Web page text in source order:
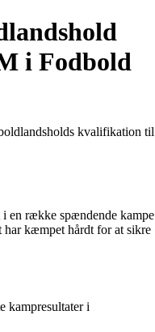
i Fodbold
kvalifikation til
en række spændende kampe
kæmpet hårdt for at sikre
kampresultater i